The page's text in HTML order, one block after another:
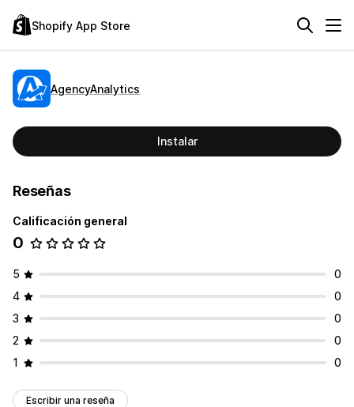
Shopify App Store
AgencyAnalytics
Instalar
Reseñas
Calificación general
0
5
0
4
0
3
0
2
0
1
0
Escribir una reseña